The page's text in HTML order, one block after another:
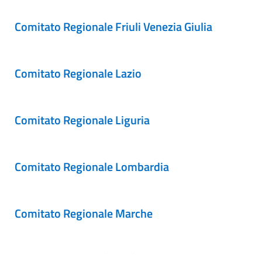
Comitato Regionale Friuli Venezia Giulia
Comitato Regionale Lazio
Comitato Regionale Liguria
Comitato Regionale Lombardia
Comitato Regionale Marche